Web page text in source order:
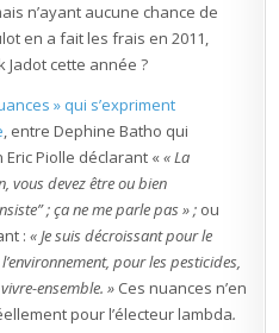
n’ayant aucune chance de
en a fait les frais en 2011,
Jadot cette année ?
» qui s’expriment
, entre Dephine Batho qui
Eric Piolle déclarant «« La
vous devez être ou bien
; ça ne me parle pas » ; ou
:« Je suis décroissant pour le
pour les pesticides,
ensemble. » Ces nuances n’en
pour l’électeur lambda.